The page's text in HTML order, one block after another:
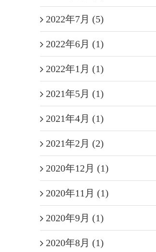
2022年7月 (5)
2022年6月 (1)
2022年1月 (1)
2021年5月 (1)
2021年4月 (1)
2021年2月 (2)
2020年12月 (1)
2020年11月 (1)
2020年9月 (1)
2020年8月 (1)